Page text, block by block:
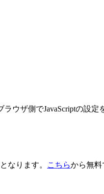
ウザ側でJavaScriptの設定
なります。 こちらから無料